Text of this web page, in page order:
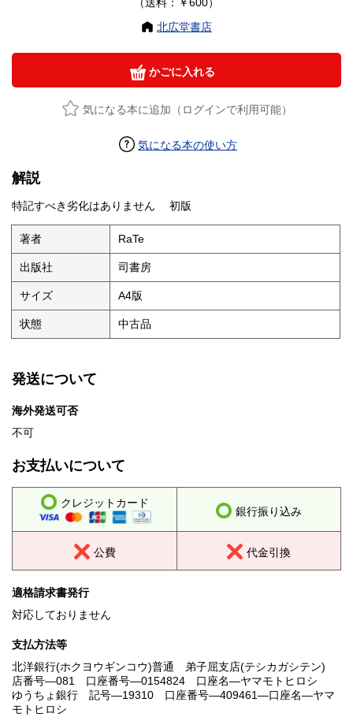
（送料：￥600）
北広堂書店
かごに入れる
気になる本に追加（ログインで利用可能）
気になる本の使い方
解説
特記すべき劣化はありません 初版
著者 RaTe
出版社 司書房
サイズ A4版
状態 中古品
発送について
海外発送可否
不可
お支払いについて
クレジットカード
銀行振り込み
公費 代金引換
適格請求書発行
対応しておりません
支払方法等
北洋銀行(ホクヨウギンコウ)普通 弟子屈支店(テシカガシテン)
店番号―081 口座番号―0154824 口座名―ヤマモトヒロシ
ゆうちょ銀行 記号―19310 口座番号―409461—口座名―ヤマ
モトヒロシ